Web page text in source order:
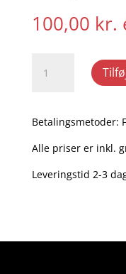
100,00 kr.
ark)
antal
Betalingsmetoder:
Alle priser er inkl.
Leveringstid 2-3